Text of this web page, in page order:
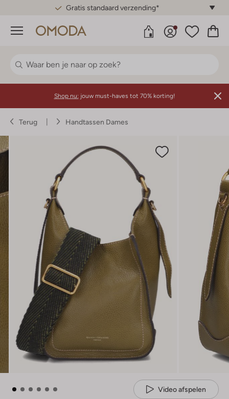
Gratis standaard verzending*
Menu
Shop nu: jouw must-haves tot 70% korting!
Terug Handtassen Dames
Video afspelen